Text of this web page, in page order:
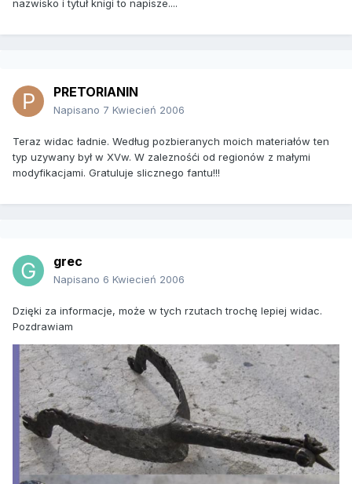
nazwisko i tytuł knigi to napisze....
PRETORIANIN
Napisano 7 Kwiecień 2006
Teraz widac ładnie. Według pozbieranych moich materiałów ten
typ uzywany był w XVw. W zaleznośći od regionów z małymi
modyfikacjami. Gratuluje slicznego fantu!!!
grec
Napisano 6 Kwiecień 2006
Dzięki za informacje, może w tych rzutach trochę lepiej widac.
Pozdrawiam